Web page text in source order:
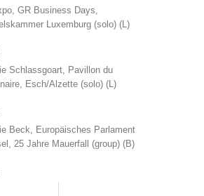
GR Business Days,
Luxemburg (solo) (L)
Schlassgoart, Pavillon du
Esch/Alzette (solo) (L)
Beck, Europäisches Parlament
25 Jahre Mauerfall (group) (B)